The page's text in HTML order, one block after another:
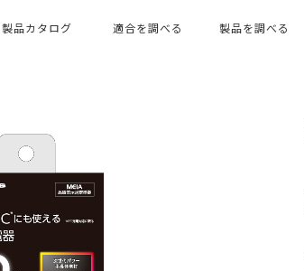
製品カタログ 適合を調べる 製品を調べる